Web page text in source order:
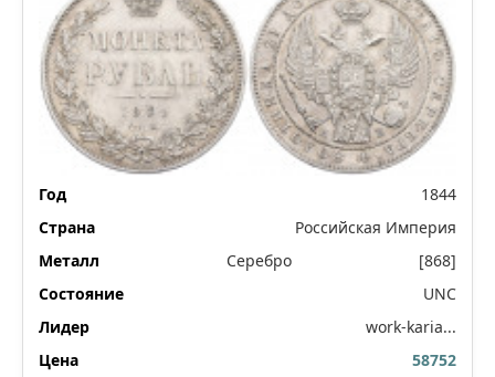
1844
Российская Империя
Серебро
[868]
UNC
work-karia...
58752